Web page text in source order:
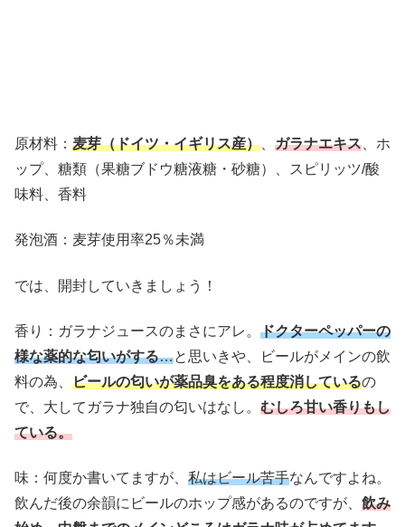
原材料： 麦芽（ドイツ・イギリス産） ガラナエキス 、ホ
ップ、糖類（果糖ブドウ糖液糖・砂糖）、スピリッツ/酸
味料、香料
発泡酒：麦芽使用率25％未満
では、開封していきましょう！
香り：ガラナジュースのまさにアレ。 ドクターペッパーの
様な薬的な匂いがする…と思いきや、ビールがメインの飲
料の為、 ビールの匂いが薬品臭をある程度消しているの
で、大してガラナ独自の匂いはなし。 むしろ甘い香りもし
ている。
味：何度か書いてますが、 私はビール苦手なんですよね。
飲んだ後の余韻にビールのホップ感があるのですが、 飲み